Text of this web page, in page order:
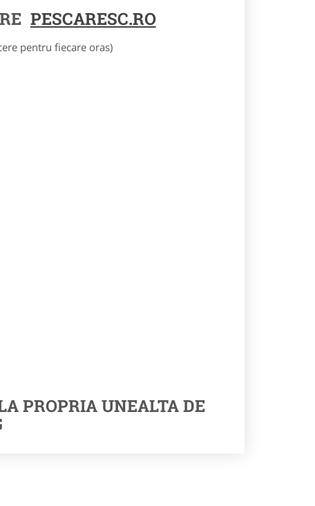
PESCARESC.RO
pentru fiecare oras)
PROPRIA UNEALTA DE